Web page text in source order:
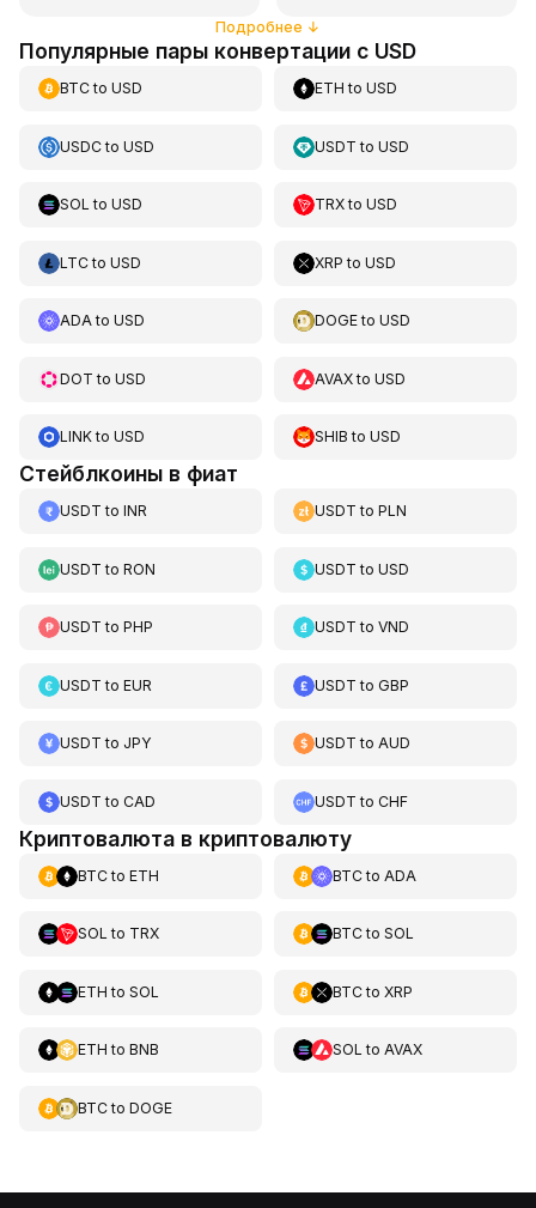
Подробнее ↓
Популярные пары конвертации с USD
BTCto USD ETH toUSD
USDCto USD USDT toUSD
SOL to USD TRXtoUSD
LTCto USD XRP toUSD
ADAto USD DOGEtoUSD
DOT to USD AVAXtoUSD
LINKto USD SHIB toUSD
Стейблкоины в фиат
USDT to INR USDT toPLN
USDT to RON USDT toUSD
USDT to PHP USDT toVND
USDT to EUR USDT toGBP
USDT to JPY USDT toAUD
USDT to CAD USDT toCHF
Криптовалюта в криптовалюту
BTCto ETH BTCto ADA
SOL to TRX BTCto SOL
ETH to SOL BTCto XRP
ETH to BNB SOL to AVAX
BTCto DOGE